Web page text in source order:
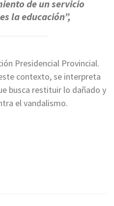
de un servicio
la educación”,
Presidencial Provincial.
contexto, se interpreta
busca restituir lo dañado y
el vandalismo.